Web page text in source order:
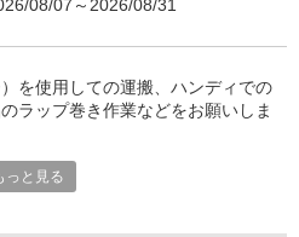
08/07～2026/08/31
を使用しての運搬、ハンディでの
ラップ巻き作業などをお願いしま
勤務可能。高時給1380円。40代の
っと見る